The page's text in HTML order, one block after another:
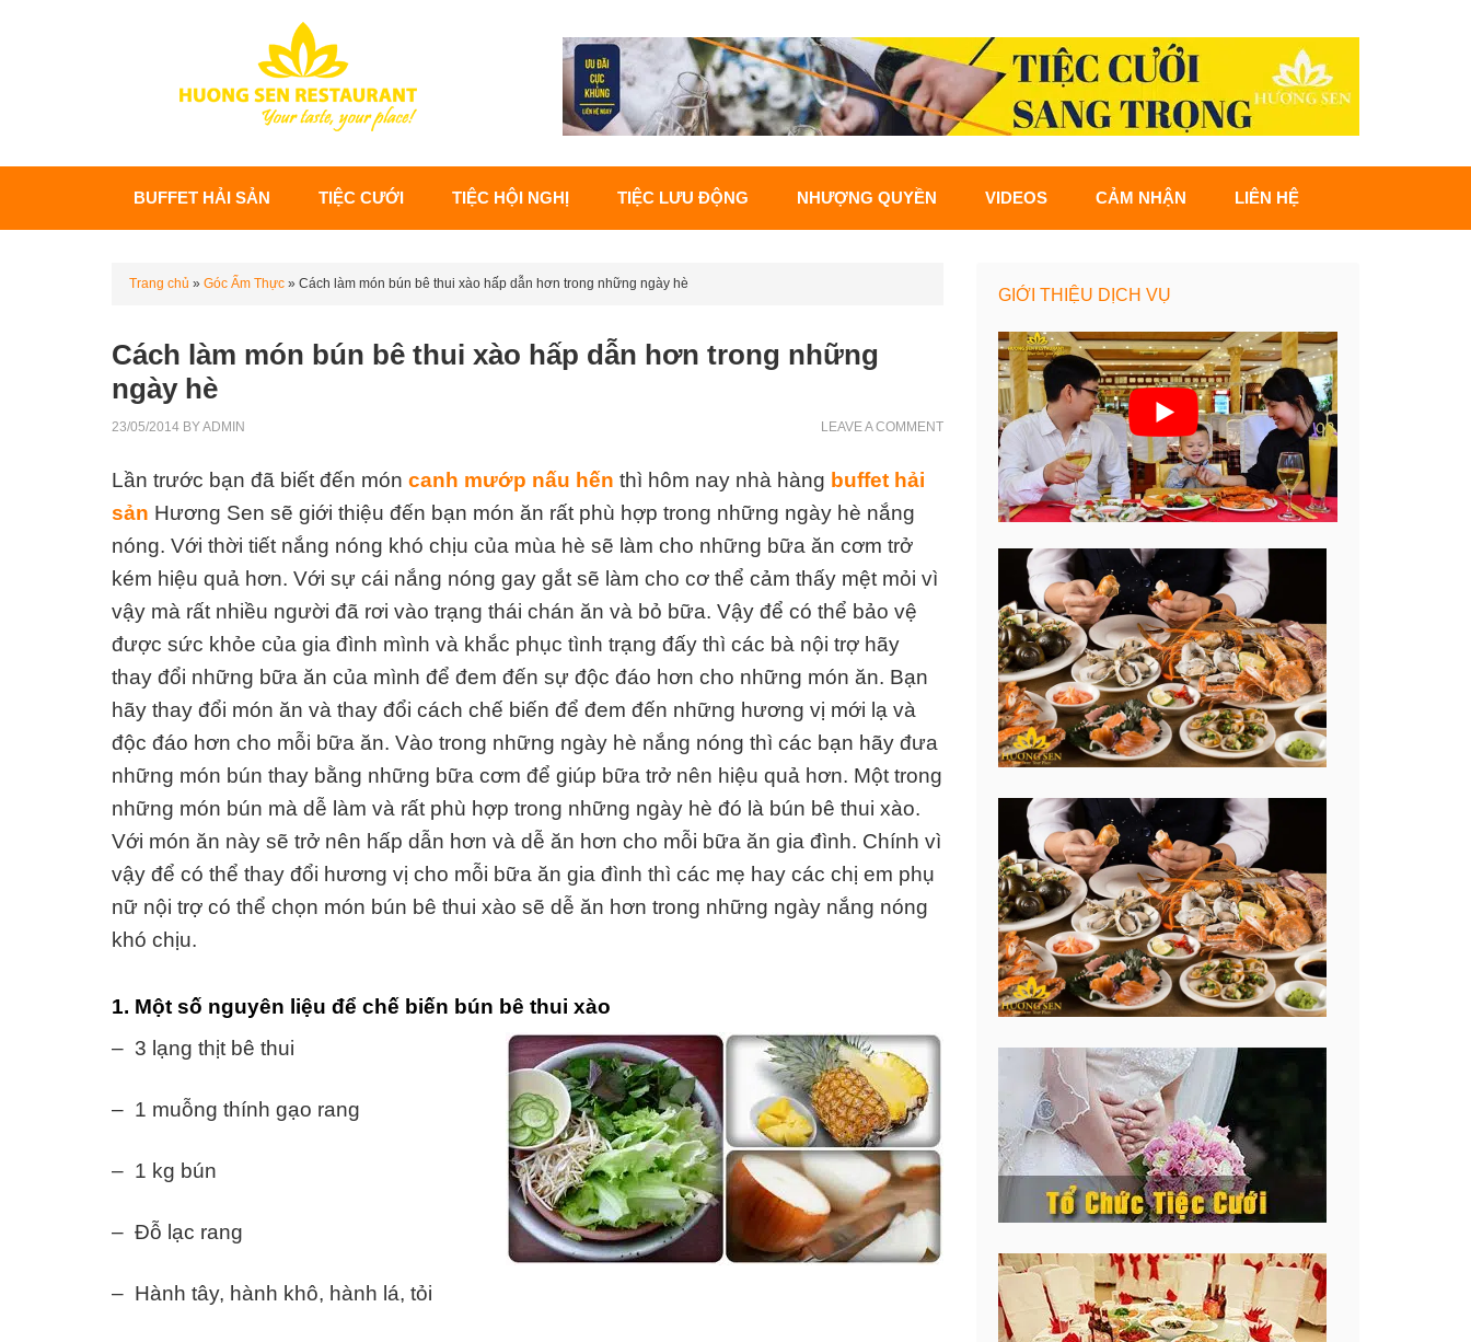
BUFFET HẢI SẢN TIỆC CƯỚI TIỆC HỘI NGHỊ TIỆC LƯU ĐỘNG NHƯỢNG QUYỀN VIDEOS CẢM NHẬN LIÊN HỆ
Trang chủ » Góc Ẩm Thực » Cách làm món bún bê thui xào hấp dẫn hơn trong những ngày hè
Cách làm món bún bê thui xào hấp dẫn hơn trong những
ngày hè
23/05/2014 BYADMIN LEAVE A COMMENT
Lần trước bạn đã biết đến món canh mướp nấu hến thì hôm nay nhà hàng buffet hải
sản Hương Sen sẽ giới thiệu đến bạn món ăn rất phù hợp trong những ngày hè nắng
nóng. Với thời tiết nắng nóng khó chịu của mùa hè sẽ làm cho những bữa ăn cơm trở
kém hiệu quả hơn. Với sự cái nắng nóng gay gắt sẽ làm cho cơ thể cảm thấy mệt mỏi vì
vậy mà rất nhiều người đã rơi vào trạng thái chán ăn và bỏ bữa. Vậy để có thể bảo vệ
được sức khỏe của gia đình mình và khắc phục tình trạng đấy thì các bà nội trợ hãy
thay đổi những bữa ăn của mình để đem đến sự độc đáo hơn cho những món ăn. Bạn
hãy thay đổi món ăn và thay đổi cách chế biến để đem đến những hương vị mới lạ và
độc đáo hơn cho mỗi bữa ăn. Vào trong những ngày hè nắng nóng thì các bạn hãy đưa
những món bún thay bằng những bữa cơm để giúp bữa trở nên hiệu quả hơn. Một trong
những món bún mà dễ làm và rất phù hợp trong những ngày hè đó là bún bê thui xào.
Với món ăn này sẽ trở nên hấp dẫn hơn và dễ ăn hơn cho mỗi bữa ăn gia đình. Chính vì
vậy để có thể thay đổi hương vị cho mỗi bữa ăn gia đình thì các mẹ hay các chị em phụ
nữ nội trợ có thể chọn món bún bê thui xào sẽ dễ ăn hơn trong những ngày nắng nóng
khó chịu.
1. Một số nguyên liệu để chế biến bún bê thui xào
– 3 lạng thịt bê thui
– 1 muỗng thính gạo rang
– 1 kg bún
– Đỗ lạc rang
– Hành tây, hành khô, hành lá, tỏi
GIỚI THIỆU DỊCH VỤ